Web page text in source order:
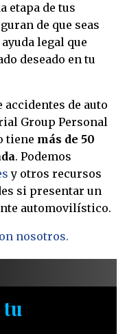
etapa de tus
de que seas
legal que
deseado en tu
accidentes de auto
Group Personal
tiene más de 50
. Podemos
y otros recursos
si presentar un
automovilístico.
nosotros.
tu